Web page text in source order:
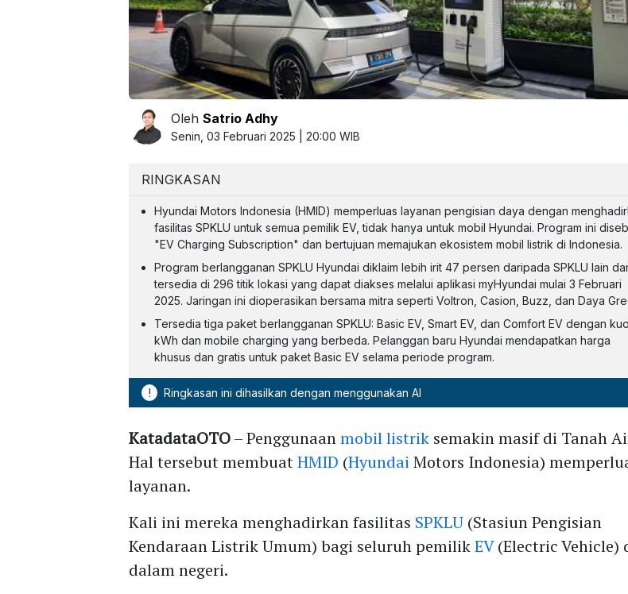
OlehSatrio Adhy
Senin, 03 Februari 2025 | 20:00 WIB
RINGKASAN
Hyundai Motors Indonesia (HMID) memperluas layanan pengisian daya dengan
fasilitas SPKLU untuk semua pemilik EV, tidak hanya untuk mobil Hyundai. Program ini
"EV Charging Subscription" dan bertujuan memajukan ekosistem mobil listrik di Indonesia.
Program berlangganan SPKLU Hyundai diklaim lebih irit 47 persen daripada SPKLU lain
tersedia di 296 titik lokasi yang dapat diakses melalui aplikasi myHyundai mulai 3 Februari
2025. Jaringan ini dioperasikan bersama mitra seperti Voltron, Casion, Buzz, dan Daya
Tersedia tiga paket berlangganan SPKLU: Basic EV, Smart EV, dan Comfort EV dengan
kWh dan mobile charging yang berbeda. Pelanggan baru Hyundai mendapatkan harga
khusus dan gratis untuk paket Basic EV selama periode program.
! Ringkasan ini dihasilkan dengan menggunakan AI
KatadataOTO– Penggunaanmobil listrik semakin masif di Tanah
Hal tersebut membuatHMID (Hyundai Motors Indonesia)
layanan.
Kali ini mereka menghadirkan fasilitas SPKLU (Stasiun Pengisian
Kendaraan Listrik Umum) bagi seluruh pemilikEV(Electric Vehicle)
dalam negeri.